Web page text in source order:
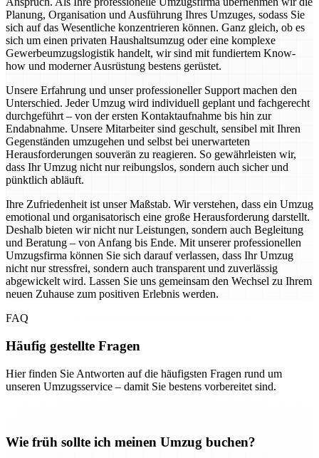
Planung, Organisation und Ausführung Ihres Umzuges, sodass Sie
sich auf das Wesentliche konzentrieren können. Ganz gleich, ob es
sich um einen privaten Haushaltsumzug oder eine komplexe
Gewerbeumzugslogistik handelt, wir sind mit fundiertem Know-
how und moderner Ausrüstung bestens gerüstet.
Unsere Erfahrung und unser professioneller Support machen den
Unterschied. Jeder Umzug wird individuell geplant und fachgerecht
durchgeführt – von der ersten Kontaktaufnahme bis hin zur
Endabnahme. Unsere Mitarbeiter sind geschult, sensibel mit Ihren
Gegenständen umzugehen und selbst bei unerwarteten
Herausforderungen souverän zu reagieren. So gewährleisten wir,
dass Ihr Umzug nicht nur reibungslos, sondern auch sicher und
pünktlich abläuft.
Ihre Zufriedenheit ist unser Maßstab. Wir verstehen, dass ein Umzug
emotional und organisatorisch eine große Herausforderung darstellt.
Deshalb bieten wir nicht nur Leistungen, sondern auch Begleitung
und Beratung – von Anfang bis Ende. Mit unserer professionellen
Umzugsfirma können Sie sich darauf verlassen, dass Ihr Umzug
nicht nur stressfrei, sondern auch transparent und zuverlässig
abgewickelt wird. Lassen Sie uns gemeinsam den Wechsel zu Ihrem
neuen Zuhause zum positiven Erlebnis werden.
FAQ
Häufig gestellte Fragen
Hier finden Sie Antworten auf die häufigsten Fragen rund um
unseren Umzugsservice – damit Sie bestens vorbereitet sind.
Wie früh sollte ich meinen Umzug buchen?